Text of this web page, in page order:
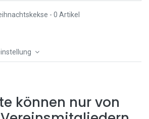
- 0 Artikel
können nur von